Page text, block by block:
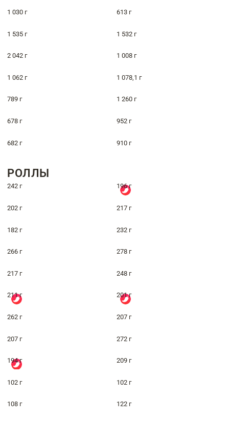
1 030 г 613 г
1 535 г 1 532 г
2 042 г 1 008 г
1 062 г 1 078,1 г
789 г 1 260 г
678 г 952 г
682 г 910 г
РОЛЛЫ
242 г 196 г
202 г 217 г
182 г 232 г
266 г 278 г
217 г 248 г
211 г 201 г
262 г 207 г
207 г 272 г
194 г 209 г
102 г 102 г
108 г 122 г